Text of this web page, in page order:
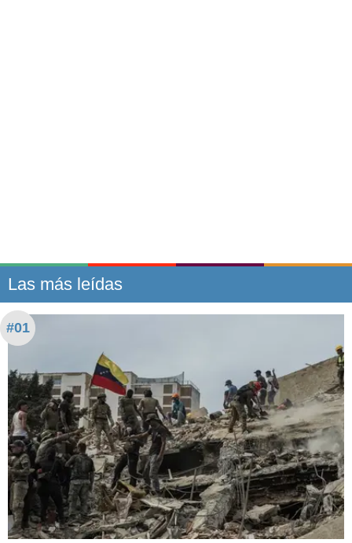
Las más leídas
#01